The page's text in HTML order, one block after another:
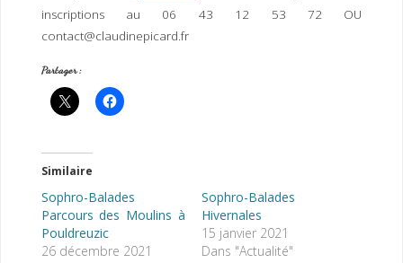
inscriptions au 06 43 12 53 72 OU
contact@claudinepicard.fr
Partager :
Similaire
Sophro-Balades
Parcours des Moulins à
Pouldreuzic
26 décembre 2021
Sophro-Balades
Hivernales
15 janvier 2021
Dans "Actualité"